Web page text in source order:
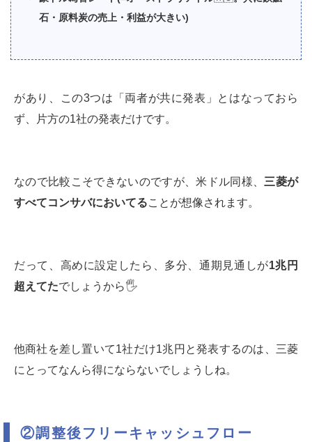
石・原料炭の売上・利益が大きい)
があり、この3つは「両者が共に発表」とはなっておら
ず、片方の1社の発表だけです。
なので比較こそできないのですが、米ドル同様、 三菱が
すべてコンサバにおいてることが想像されます。
だって、高めに設定したら、多分、通期見通しが1兆円
超えてたでしょうから🖐
他商社を差し置いて1社だけ1兆円と発表するのは、三菱
にとってなんら得にならないでしょうしね。
②調整後フリーキャッシュフロー